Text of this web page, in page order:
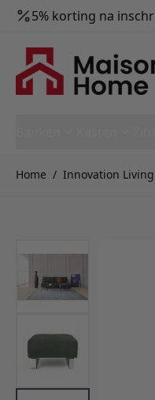
5% korting na
Home / Innovation Living
Innovation